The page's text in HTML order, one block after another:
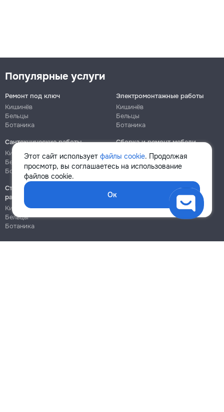
Этот сайт использует файлы cookie. Продолжая
просмотр, вы соглашаетесь на использование
файлов cookie.
Ок
Популярные услуги
Ремонт под ключ
Кишинёв
Бельцы
Ботаника
Электромонтажные работы
Кишинёв
Бельцы
Ботаника
Сантехнические работы
Кишинёв
Бельцы
Ботаника
Сборка и ремонт мебели
Кишинёв
Ботаника
Строительно-монтажные
работы
Кишинёв
Бельцы
Ботаника